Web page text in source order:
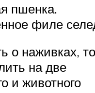
пшенка.
филе
о наживках,
на две
и животного